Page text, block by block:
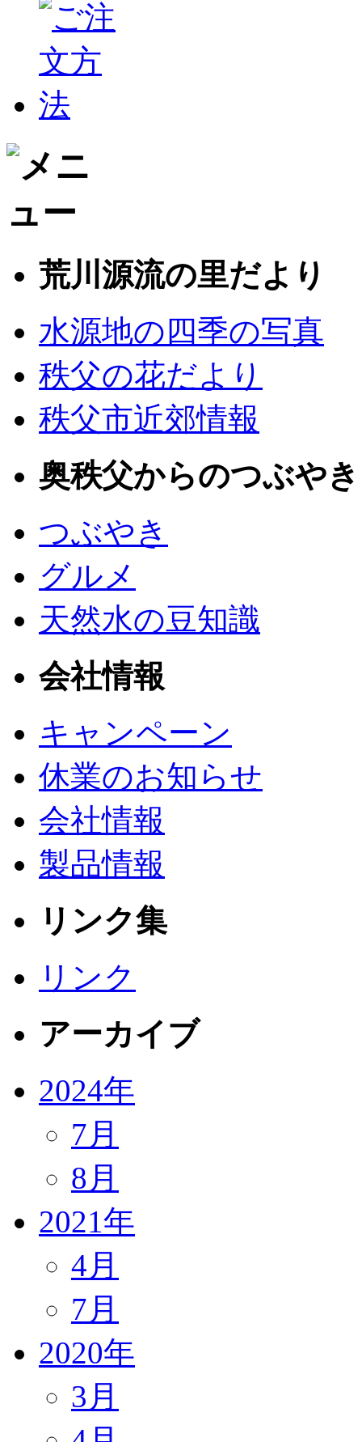
荒川源流の里だより
水源地の四季の写真
秩父の花だより
秩父市近郊情報
奥秩父からのつぶやき
つぶやき
グルメ
天然水の豆知識
会社情報
キャンペーン
休業のお知らせ
会社情報
製品情報
リンク集
リンク
アーカイブ
2024年
7月
8月
2021年
4月
7月
2020年
3月